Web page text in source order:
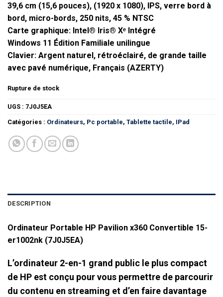
39,6 cm (15,6 pouces), (1920 x 1080), IPS, verre bord à
bord, micro-bords, 250 nits, 45 % NTSC
Carte graphique: Intel® Iris® Xᵉ Intégré
Windows 11 Édition Familiale unilingue
Clavier: Argent naturel, rétroéclairé, de grande taille
avec pavé numérique, Français (AZERTY)
Rupture de stock
UGS : 7J0J5EA
Catégories : Ordinateurs, Pc portable, Tablette tactile, IPad
DESCRIPTION
Ordinateur Portable HP Pavilion x360 Convertible 15-
er1002nk (7J0J5EA)
L’ordinateur 2-en-1 grand public le plus compact
de HP est conçu pour vous permettre de parcourir
du contenu en streaming et d’en faire davantage